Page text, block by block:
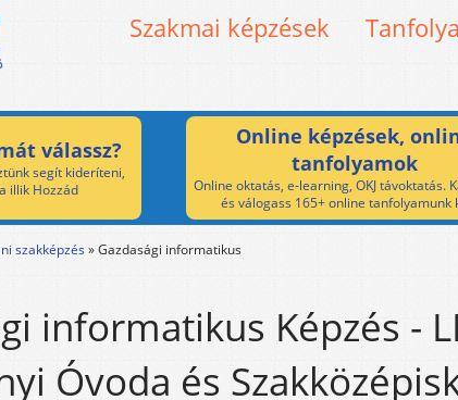
Szakmai képzések
válassz?
segít kideríteni,
illik Hozzád
Online képzések,
tanfolyamok
Online oktatás, e-learning, OKJ távoktatás.
és válogass 165+ online tanfolyamunk
szakképzés»Gazdasági informatikus
informatikus Képzés -
Óvoda és